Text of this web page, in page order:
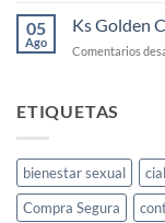
05
Ago
Ks Golden
Comentarios
ETIQUETAS
bienestar sexual
Compra Segura